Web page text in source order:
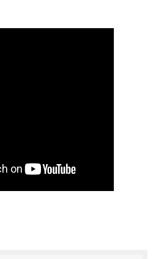
serie TV #5 Breaking Bad